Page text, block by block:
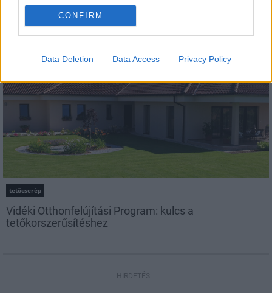
CONFIRM
Data Deletion Data Access Privacy Policy
tetőcserép
Vidéki Otthonfelújítási Program: kulcs a
tetőkorszerűsítéshez
HIRDETÉS